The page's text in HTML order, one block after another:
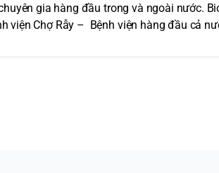
gia hàng đầu trong và ngoài nước.
viện Chợ Rẫy – Bệnh viện hàng đầu cả